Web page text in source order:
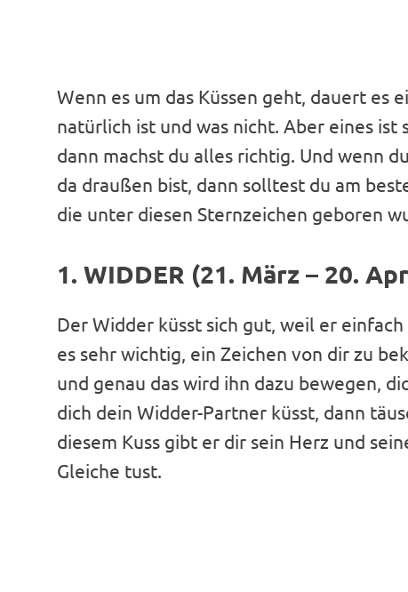
Wenn es um das Küssen geht, dauert es
natürlich ist und was nicht. Aber eines ist
dann machst du alles richtig. Und wenn
da draußen bist, dann solltest du am
die unter diesen Sternzeichen geboren
1. WIDDER (21. März – 20.
Der Widder küsst sich gut, weil er
es sehr wichtig, ein Zeichen von dir zu
und genau das wird ihn dazu bewegen,
dich dein Widder-Partner küsst, dann
diesem Kuss gibt er dir sein Herz und
Gleiche tust.